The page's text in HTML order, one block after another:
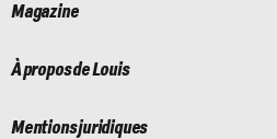
Magazine
À propos de Louis
Mentions juridiques